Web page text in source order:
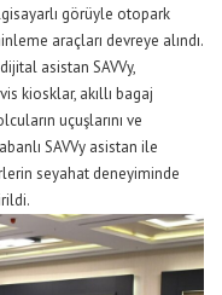
görüyle otopark
araçları devreye alındı.
asistan SAVVy,
kiosklar, akıllı bagaj
uçuşlarını ve
SAVVy asistan ile
seyahat deneyiminde